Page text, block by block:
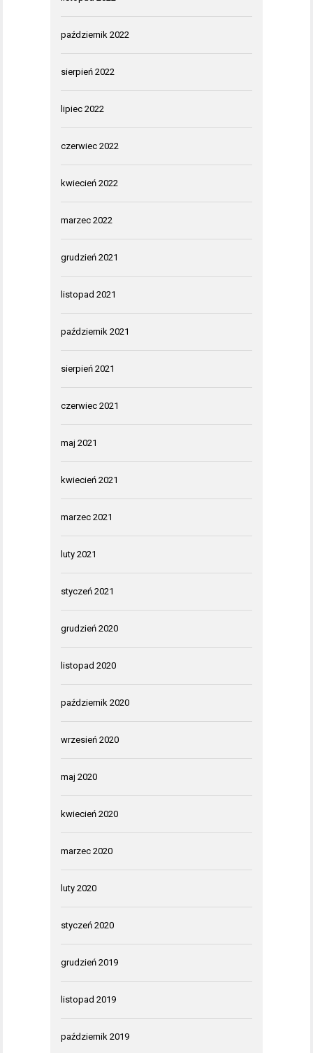
październik 2022
sierpień 2022
lipiec 2022
czerwiec 2022
kwiecień 2022
marzec 2022
grudzień 2021
listopad 2021
październik 2021
sierpień 2021
czerwiec 2021
maj 2021
kwiecień 2021
marzec 2021
luty 2021
styczeń 2021
grudzień 2020
listopad 2020
październik 2020
wrzesień 2020
maj 2020
kwiecień 2020
marzec 2020
luty 2020
styczeń 2020
grudzień 2019
listopad 2019
październik 2019